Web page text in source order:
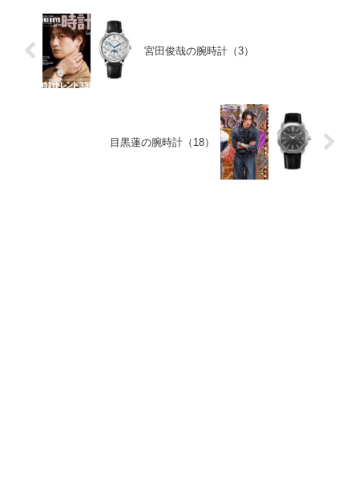
宮田俊哉の腕時計（3）
目黒蓮の腕時計（18）